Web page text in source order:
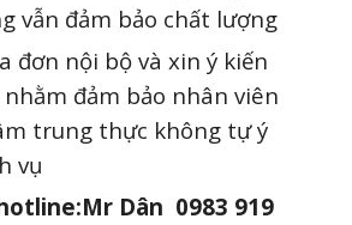
vẫn đảm bảo chất lượng
đơn nội bộ và xin ý kiến
đảm bảo nhân viên
trung thực không tự ý
vụ
Dân 0983 919